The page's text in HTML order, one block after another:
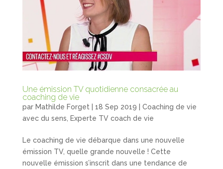
Une émission TV quotidienne consacrée au
coaching de vie
par Mathilde Forget 18 Sep 2019
Coaching de vie
avec du sens
Experte TV coach de vie
Le coaching de vie débarque dans une nouvelle
émission TV, quelle grande nouvelle ! Cette
nouvelle émission s’inscrit dans une tendance de